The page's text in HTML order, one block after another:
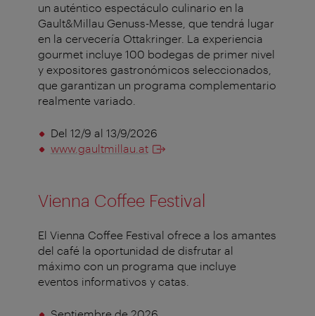
un auténtico espectáculo culinario en la
Gault&Millau Genuss-Messe, que tendrá lugar
en la cervecería Ottakringer. La experiencia
gourmet incluye 100 bodegas de primer nivel
y expositores gastronómicos seleccionados,
que garantizan un programa complementario
realmente variado.
Del 12/9 al 13/9/2026
www.gaultmillau.at
Vienna Coffee Festival
El Vienna Coffee Festival ofrece a los amantes
del café la oportunidad de disfrutar al
máximo con un programa que incluye
eventos informativos y catas.